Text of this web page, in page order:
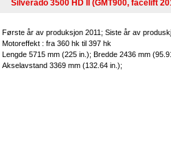
Første år av produksjon 2011; Siste år av
Motoreffekt : fra 360 hk til 397 hk
Lengde 5715 mm (225 in.); Bredde 2436 mm
Akselavstand 3369 mm (132.64 in.);